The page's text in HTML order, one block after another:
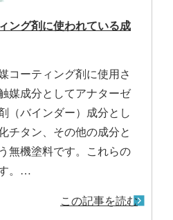
ング剤に使われている成
コーティング剤に使用さ
媒成分としてアナターゼ
（バインダー）成分とし
チタン、その他の成分と
無機塗料です。これらの
。…
この記事を読む